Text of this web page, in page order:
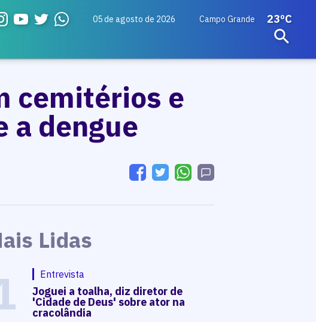
05 de agosto de 2026 Campo Grande 23ºC
cemitérios e
a dengue
Lidas
Entrevista
Joguei a toalha, diz diretor de
'Cidade de Deus' sobre ator na
cracolândia